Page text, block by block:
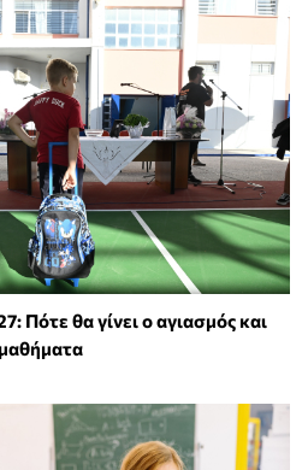
Πότε θα γίνει ο αγιασμός και